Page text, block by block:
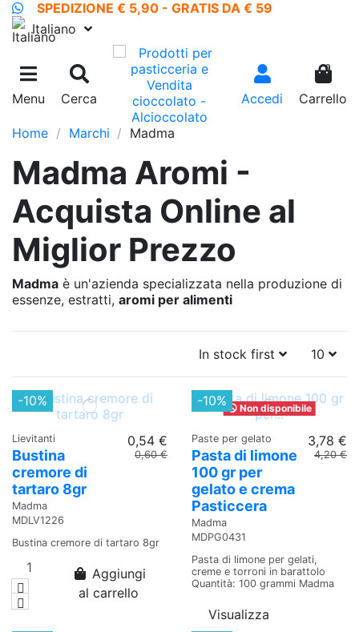
SPEDIZIONE € 5,90 - GRATIS DA € 59
Italiano
Menu Cerca Accedi
0
Carrello
Home Marchi Madma
Madma Aromi -
Acquista Online al
Miglior Prezzo
Madma è un'azienda specializzata nella produzione di
essenze, estratti, aromi per alimenti
In stock first 10
-10%
Lievitanti
Bustina
cremore di
tartaro 8gr
Madma
MDLV1226
0,54 €
0,60 €
Bustina cremore di tartaro 8gr
Aggiungi
al carrello
-10% Non disponibile
Paste per gelato
Pasta di limone
100 gr per
gelato e crema
Pasticcera
Madma
MDPG0431
3,78 €
4,20 €
Pasta di limone per gelati,
creme e torroni in barattolo
Quantità: 100 grammi Madma
Visualizza